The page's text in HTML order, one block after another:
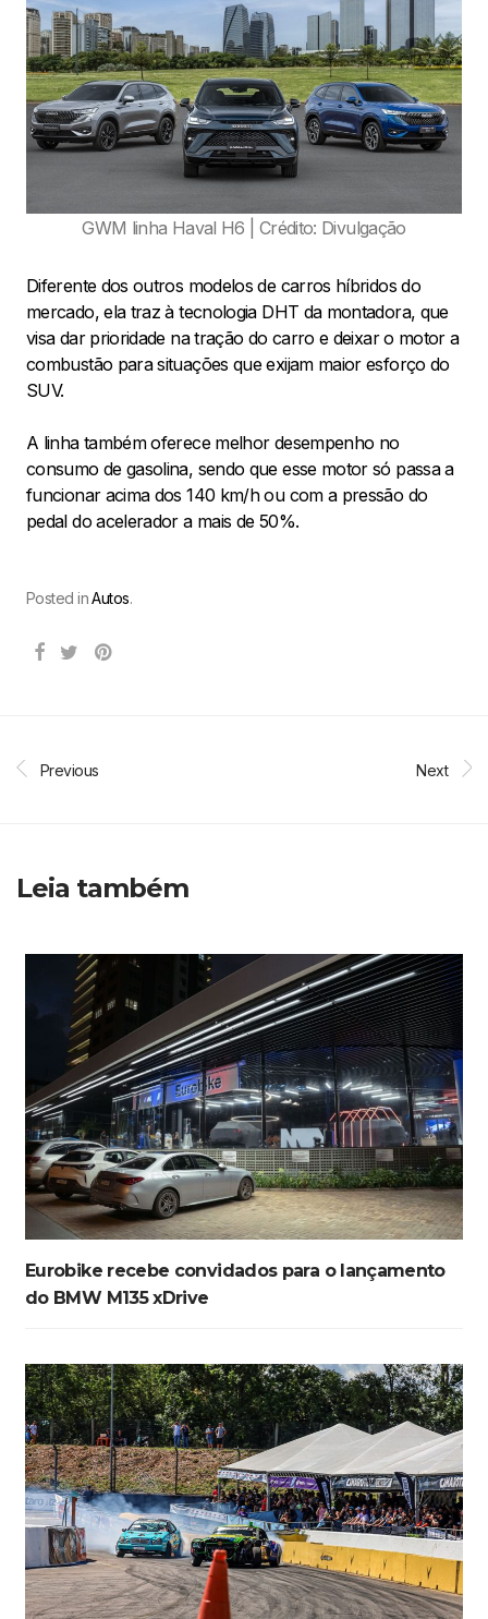
GWM linha Haval H6 | Crédito: Divulgação
Diferente dos outros modelos de carros híbridos do
mercado, ela traz à tecnologia DHT da montadora, que
visa dar prioridade na tração do carro e deixar o motor a
combustão para situações que exijam maior esforço do
SUV.
A linha também oferece melhor desempenho no
consumo de gasolina, sendo que esse motor só passa a
funcionar acima dos 140 km/h ou com a pressão do
pedal do acelerador a mais de 50%.
Posted inAutos.
Previous Next
Leia também
Eurobike recebe convidados para o lançamento
do BMW M135 xDrive